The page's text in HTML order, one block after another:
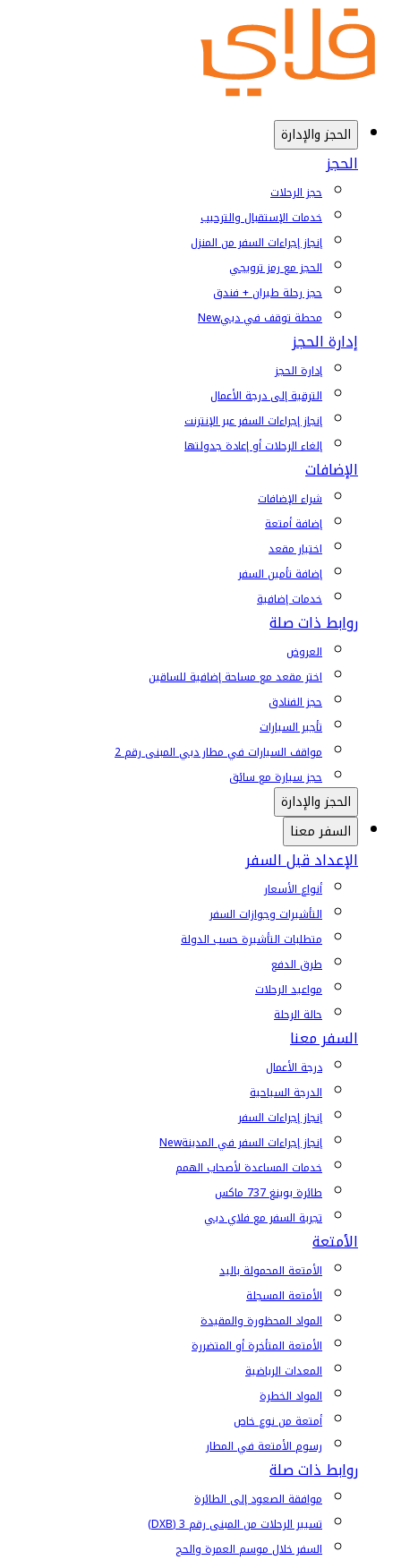
الحجز والإدارة
الحجز
حجز الرحلات
خدمات الإستقبال والترحيب
إنجاز إجراءات السفر من المنزل
الحجز مع رمز ترويجي
حجز رحلة طيران + فندق
محطة توقف في دبيNew
إدارة الحجز
إدارة الحجز
الترقية إلى درجة الأعمال
إنجاز إجراءات السفر عبر الإنترنت
إلغاء الرحلات أو إعادة جدولتها
الإضافات
شراء الإضافات
إضافة أمتعة
اختيار مقعد
إضافة تأمين السفر
خدمات إضافية
روابط ذات صلة
العروض
اختر مقعد مع مساحة إضافية للساقين
حجز الفنادق
تأجير السيارات
مواقف السيارات في مطار دبي المبنى رقم 2
حجز سيارة مع سائق
الحجز والإدارة
السفر معنا
الإعداد قبل السفر
أنواع الأسعار
التأشيرات وجوازات السفر
متطلبات التأشيرة حسب الدولة
طرق الدفع
مواعيد الرحلات
حالة الرحلة
السفر معنا
درجة الأعمال
الدرجة السياحية
إنجاز إجراءات السفر
إنجاز إجراءات السفر في المدينةNew
خدمات المساعدة لأصحاب الهمم
طائرة بوينغ 737 ماكس
تجربة السفر مع فلاي دبي
الأمتعة
الأمتعة المحمولة باليد
الأمتعة المسجلة
المواد المحظورة والمقيدة
الأمتعة المتأخرة أو المتضررة
المعدات الرياضية
المواد الخطرة
أمتعة من نوع خاص
رسوم الأمتعة في المطار
روابط ذات صلة
موافقة الصعود إلى الطائرة
تسيير الرحلات من المبنى رقم 3 (DXB)
السفر خلال موسم العمرة والحج